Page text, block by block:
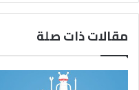
مقالات ذات صلة